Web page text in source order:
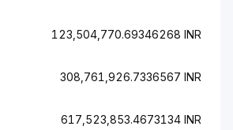
123,504,770.69346268 INR
308,761,926.7336567 INR
617,523,853.4673134 INR